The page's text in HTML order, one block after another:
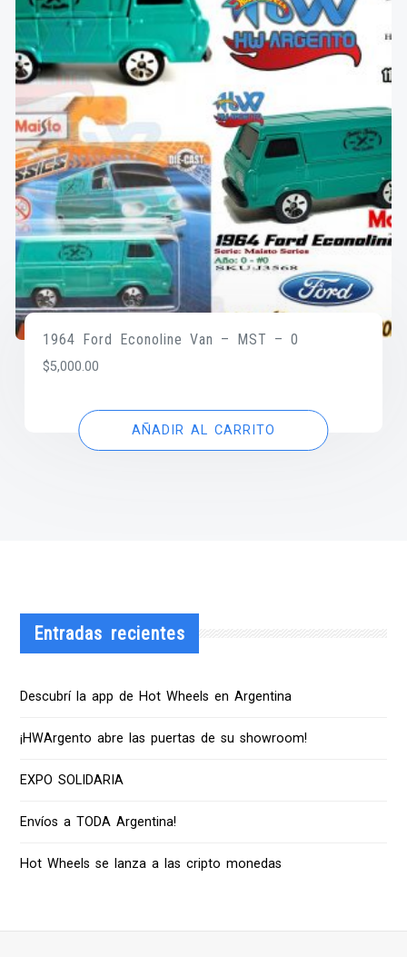
1964 Ford Econoline Van – MST – 0
$5,000.00
AÑADIR AL CARRITO
Entradas recientes
Descubrí la app de Hot Wheels en Argentina
¡HWArgento abre las puertas de su showroom!
EXPO SOLIDARIA
Envíos a TODA Argentina!
Hot Wheels se lanza a las cripto monedas